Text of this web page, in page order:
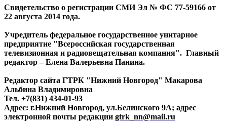
Свидетельство о регистрации СМИ Эл № ФС 77-59166 от
22 августа 2014 года.
Учредитель федеральное государственное унитарное
предприятие "Всероссийская государственная
телевизионная и радиовещательная компания". Главный
редактор – Елена Валерьевна Панина.
Редактор сайта ГТРК "Нижний Новгород" Макарова
Альбина Владимировна
Тел. +7(831) 434-01-93
Адрес: г.Нижний Новгород, ул.Белинского 9А; адрес
электронной почты редакции gtrk_nn@mail.ru